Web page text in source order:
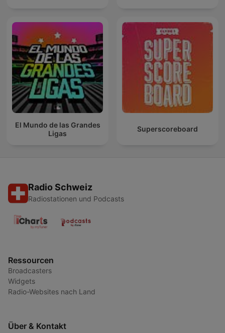
El Mundo de las Grandes
Ligas
Superscoreboard
Radio Schweiz
Radiostationen und Podcasts
Ressourcen
Broadcasters
Widgets
Radio-Websites nach Land
Über & Kontakt